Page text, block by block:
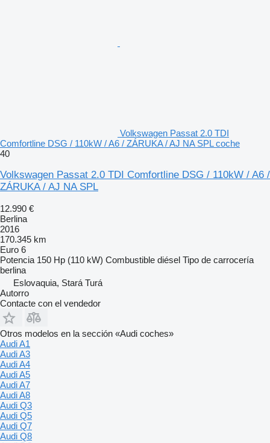
Volkswagen Passat 2.0 TDI
Comfortline DSG / 110kW / A6 / ZÁRUKA / AJ NA SPL coche
40
Volkswagen Passat 2.0 TDI Comfortline DSG / 110kW / A6 /
ZÁRUKA / AJ NA SPL
12.990 €
Berlina
2016
170.345 km
Euro 6
Potencia 150 Hp (110 kW) Combustible diésel Tipo de carrocería
berlina
Eslovaquia, Stará Turá
Autorro
Contacte con el vendedor
Otros modelos en la sección «Audi coches»
Audi A1
Audi A3
Audi A4
Audi A5
Audi A7
Audi A8
Audi Q3
Audi Q5
Audi Q7
Audi Q8